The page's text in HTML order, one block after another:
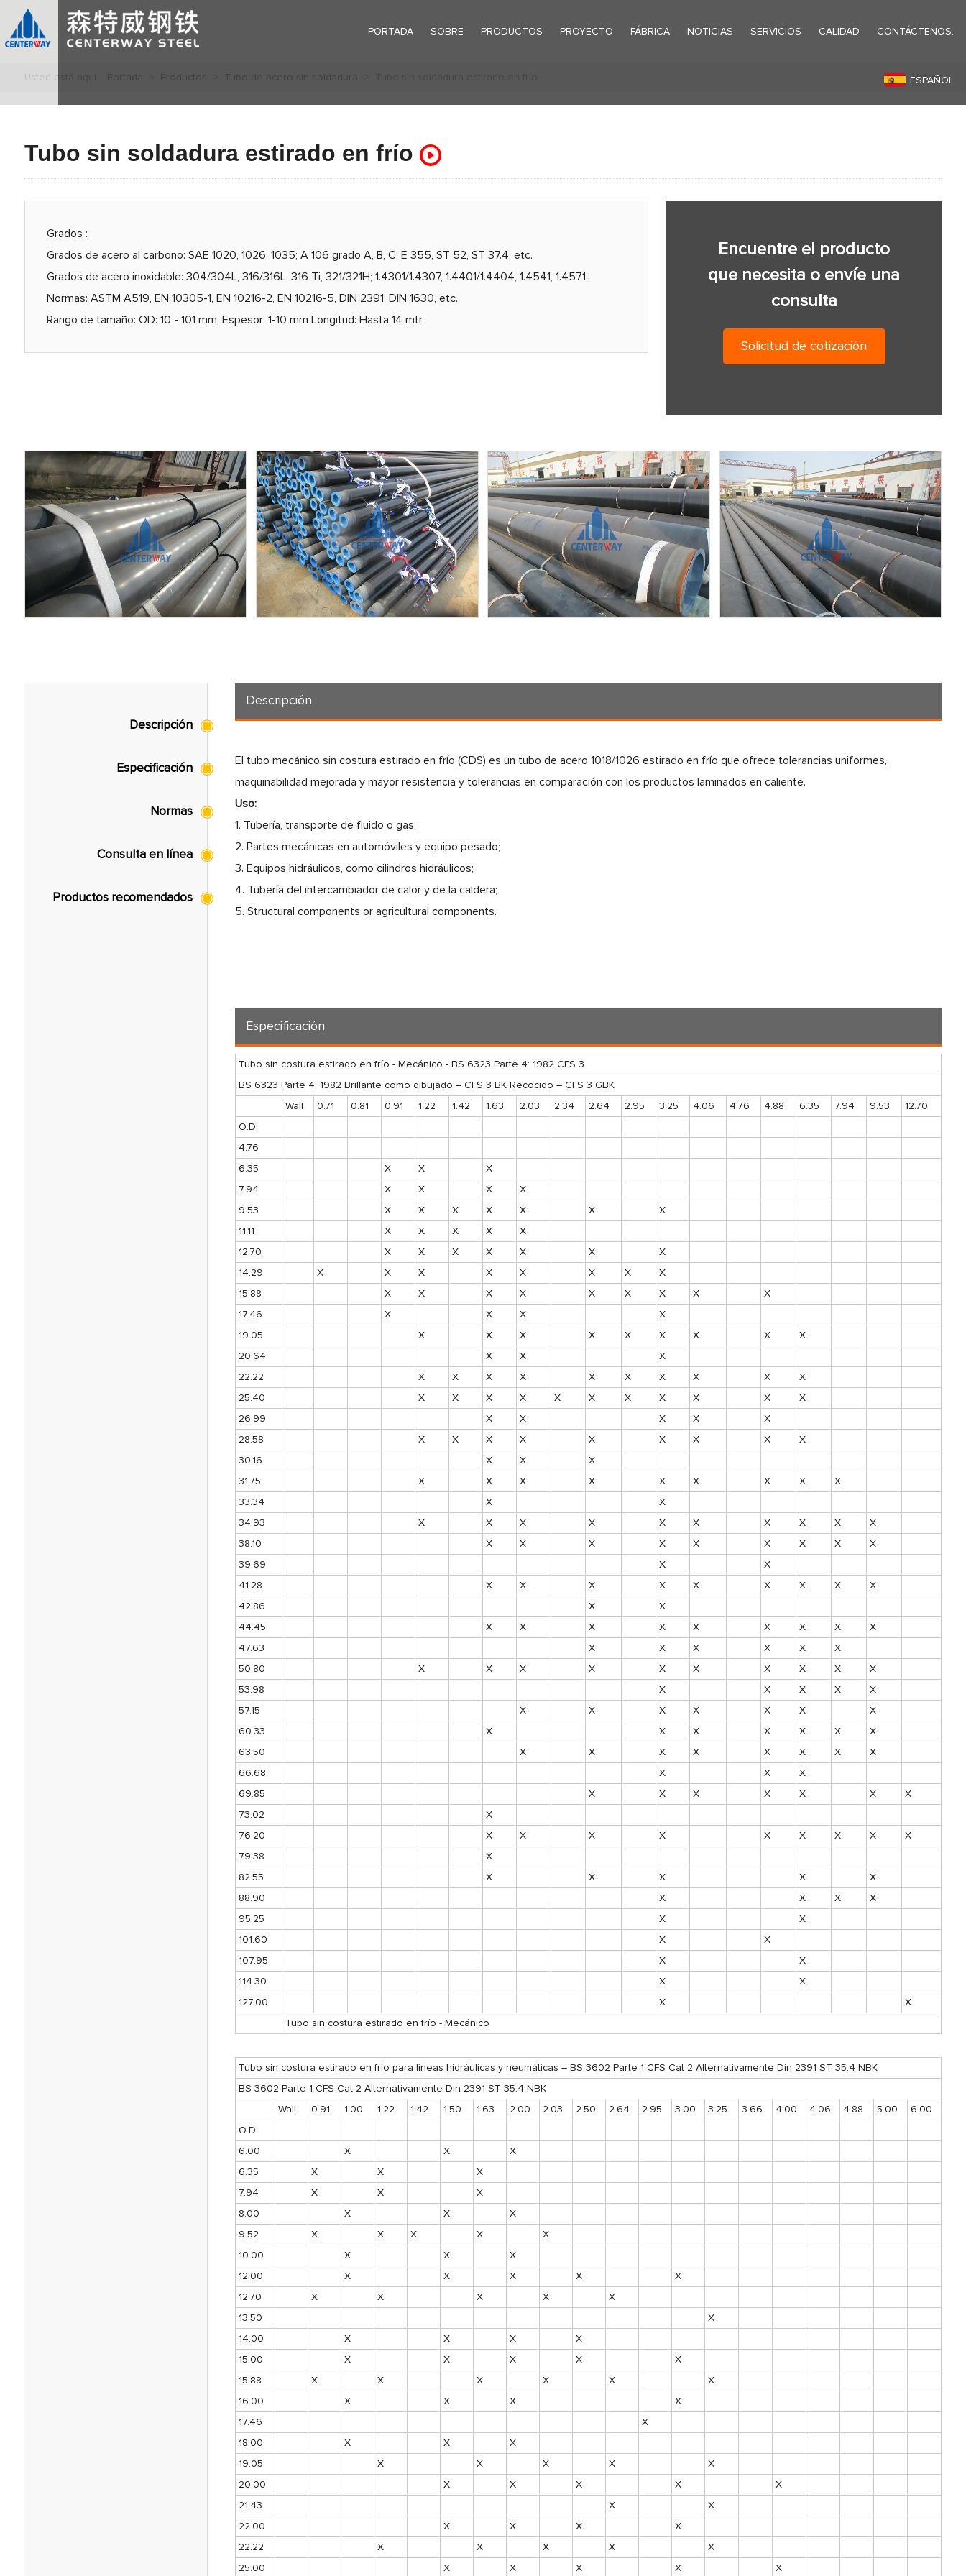
PORTADA SOBRE PRODUCTOS PROYECTO FÁBRICA NOTICIAS SERVICIOS CALIDAD CONTÁCTENOS.
ESPAÑOL
Volver
Usted está aquí :
Tubo sin soldadura estirado en frío
Grados :
Grados de acero al carbono: SAE 1020, 1026, 1035; A 106 grado A, B, C; E 355, ST 52, ST 37.4, etc.
Grados de acero inoxidable: 304/304L, 316/316L, 316 Ti, 321/321H; 1.4301/1.4307, 1.4401/1.4404, 1.4541, 1.4571;
Normas: ASTM A519, EN 10305-1, EN 10216-2, EN 10216-5, DIN 2391, DIN 1630, etc.
Rango de tamaño: OD: 10 - 101 mm; Espesor: 1-10 mm Longitud: Hasta 14 mtr
Encuentre el producto
que necesita o envíe una
consulta
Solicitud de cotización
Descripción
Especificación
Normas
Consulta en línea
Productos recomendados
Descripción
El tubo mecánico sin costura estirado en frío (CDS) es un tubo de acero 1018/1026 estirado en frío que ofrece tolerancias uniformes,
maquinabilidad mejorada y mayor resistencia y tolerancias en comparación con los productos laminados en caliente.
Uso:
1. Tubería, transporte de fluido o gas;
2. Partes mecánicas en automóviles y equipo pesado;
3. Equipos hidráulicos, como cilindros hidráulicos;
4. Tubería del intercambiador de calor y de la caldera;
5. Structural components or agricultural components.
Especificación
Tubo sin costura estirado en frío - Mecánico - BS 6323 Parte 4: 1982 CFS 3
BS 6323 Parte 4: 1982 Brillante como dibujado – CFS 3 BK Recocido – CFS 3 GBK
Wall 0.71 0.81 0.91 1.22 1.42 1.63 2.03 2.34 2.64 2.95 3.25 4.06 4.76 4.88 6.35 7.94 9.53 12.70
O.D.
4.76
6.35 X X X
7.94 X X X X
9.53 X X X X X X X
11.11 X X X X X
12.70 X X X X X X X
14.29 X X X X X X X X
15.88 X X X X X X X X X
17.46 X X X X
19.05 X X X X X X X X X
20.64 X X X
22.22 X X X X X X X X X X
25.40 X X X X X X X X X X X
26.99 X X X X X
28.58 X X X X X X X X X
30.16 X X X
31.75 X X X X X X X X X
33.34 X X
34.93 X X X X X X X X X X
38.10 X X X X X X X X X
39.69 X X
41.28 X X X X X X X X X
42.86 X X
44.45 X X X X X X X X X
47.63 X X X X X X
50.80 X X X X X X X X X X
53.98 X X X X X
57.15 X X X X X X X
60.33 X X X X X X X
63.50 X X X X X X X X
66.68 X X X
69.85 X X X X X X X
73.02 X
76.20 X X X X X X X X X
79.38 X
82.55 X X X X X
88.90 X X X X
95.25 X X
101.60 X X
107.95 X X
114.30 X X
127.00 X X
Tubo sin costura estirado en frío - Mecánico
Tubo sin costura estirado en frío para líneas hidráulicas y neumáticas – BS 3602 Parte 1 CFS Cat 2 Alternativamente Din 2391 ST 35.4 NBK
BS 3602 Parte 1 CFS Cat 2 Alternativamente Din 2391 ST 35.4 NBK
Wall 0.91 1.00 1.22 1.42 1.50 1.63 2.00 2.03 2.50 2.64 2.95 3.00 3.25 3.66 4.00 4.06 4.88 5.00 6.00
O.D.
6.00 X X X
6.35 X X X
7.94 X X X
8.00 X X X
9.52 X X X X X
10.00 X X X
12.00 X X X X X
12.70 X X X X X
13.50 X
14.00 X X X X
15.00 X X X X X
15.88 X X X X X X
16.00 X X X X
17.46 X
18.00 X X X
19.05 X X X X X
20.00 X X X X X
21.43 X X
22.00 X X X X
22.22 X X X X X
25.00 X X X X X